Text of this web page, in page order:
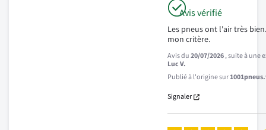
Avis vérifié
Les pneus ont l'air très
mon critère.
Avis du20/07/2026, suite à une
Luc V.
Publié à l'origine sur
Signaler